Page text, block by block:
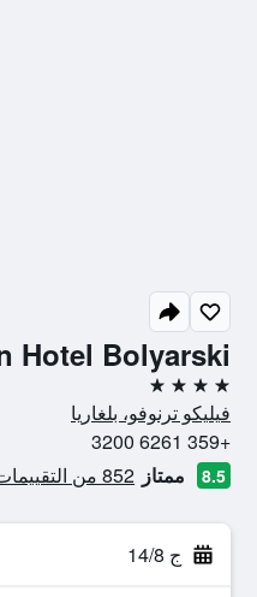
Hotel Bolyarski
4 نجوم
فيليكو ترنوفو، بلغاريا
+359 6261 3200
8.5 ممتاز 852 من التقييمات تم التحقق منها
ج 14/8